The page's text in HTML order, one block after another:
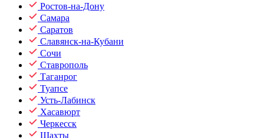
Ростов-на-Дону
Самара
Саратов
Славянск-на-Кубани
Сочи
Ставрополь
Таганрог
Туапсе
Усть-Лабинск
Хасавюрт
Черкесск
Шахты